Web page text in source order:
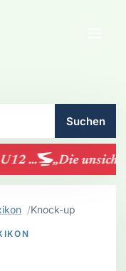
Suchen
... „Die
Knock-up